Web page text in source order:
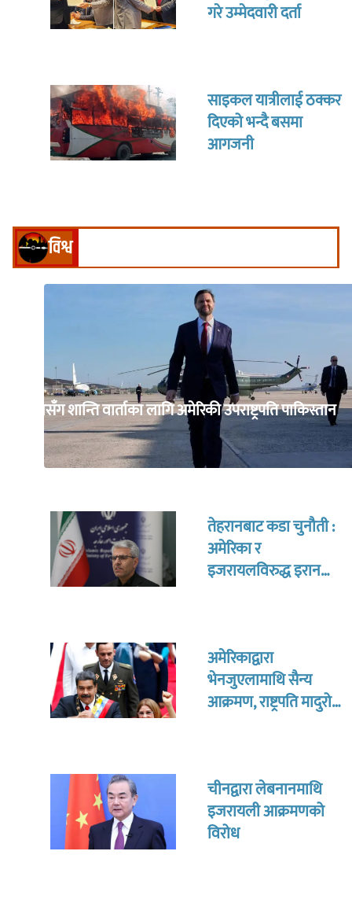
गरे उम्मेदवारी दर्ता
साइकल यात्रीलाई ठक्कर
दिएको भन्दै बसमा
आगजनी
विश्व
इरानसँग शान्ति वार्ताका लागि अमेरिकी उपराष्ट्रपति पाकिस्तान
तेहरानबाट कडा चुनौती :
अमेरिका र
इजरायलविरुद्ध इरान
अमेरिकाद्वारा
भेनजुएलामाथि सैन्य
आक्रमण, राष्ट्रपति मादुरो
चीनद्वारा लेबनानमाथि
इजरायली आक्रमणको
विरोध